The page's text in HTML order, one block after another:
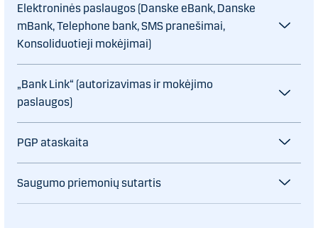
Elektroninės paslaugos (Danske eBank, Danske
mBank, Telephone bank, SMS pranešimai,
Konsoliduotieji mokėjimai)
„Bank Link“ (autorizavimas ir mokėjimo
paslaugos)
PGP ataskaita
Saugumo priemonių sutartis